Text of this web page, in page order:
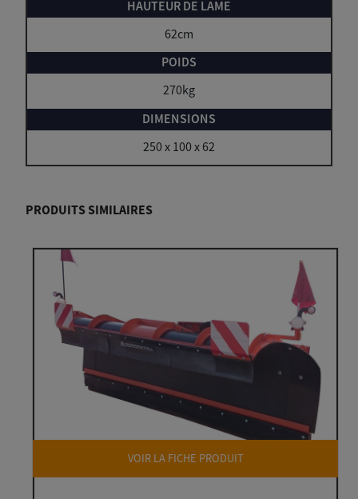
62cm
270kg
250 x 100 x 62
PRODUITS SIMILAIRES
VOIR LA FICHE PRODUIT